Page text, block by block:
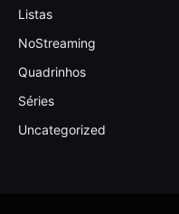
Listas
NoStreaming
Quadrinhos
Séries
Uncategorized